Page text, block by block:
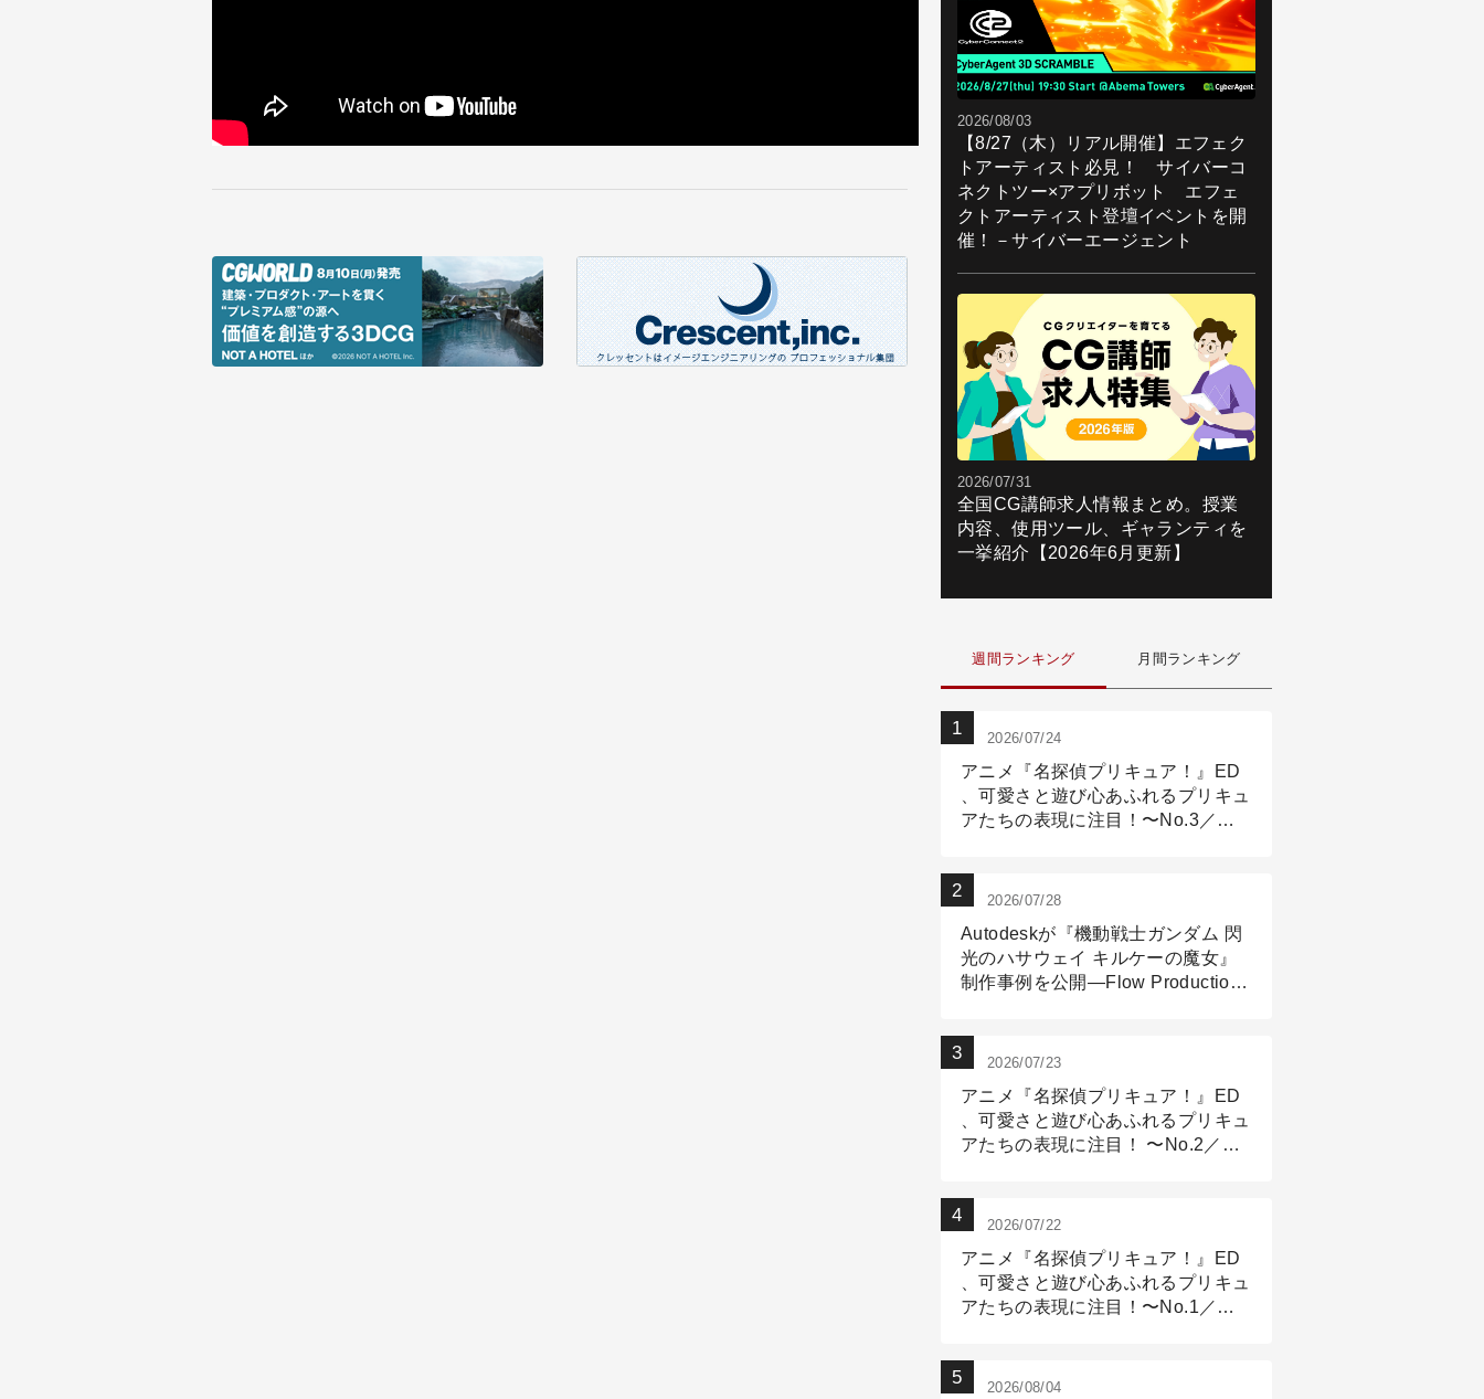
2026/08/03
【8/27（木）リアル開催】エフェク
トアーティスト必見！ サイバーコ
ネクトツー×アプリボット エフェ
クトアーティスト登壇イベントを開
催！－サイバーエージェント
2026/07/31
全国CG講師求人情報まとめ。授業
内容、使用ツール、ギャランティを
一挙紹介【2026年6月更新】
週間ランキング 月間ランキング
2026/07/24
アニメ『名探偵プリキュア！』ED
、可愛さと遊び心あふれるプリキュ
アたちの表現に注目！〜No.3／ア
2026/07/28
Autodeskが『機動戦士ガンダム 閃
光のハサウェイ キルケーの魔女』
制作事例を公開―Flow Production
2026/07/23
アニメ『名探偵プリキュア！』ED
、可愛さと遊び心あふれるプリキュ
アたちの表現に注目！ 〜No.2／モ
2026/07/22
アニメ『名探偵プリキュア！』ED
、可愛さと遊び心あふれるプリキュ
アたちの表現に注目！〜No.1／演
2026/08/04